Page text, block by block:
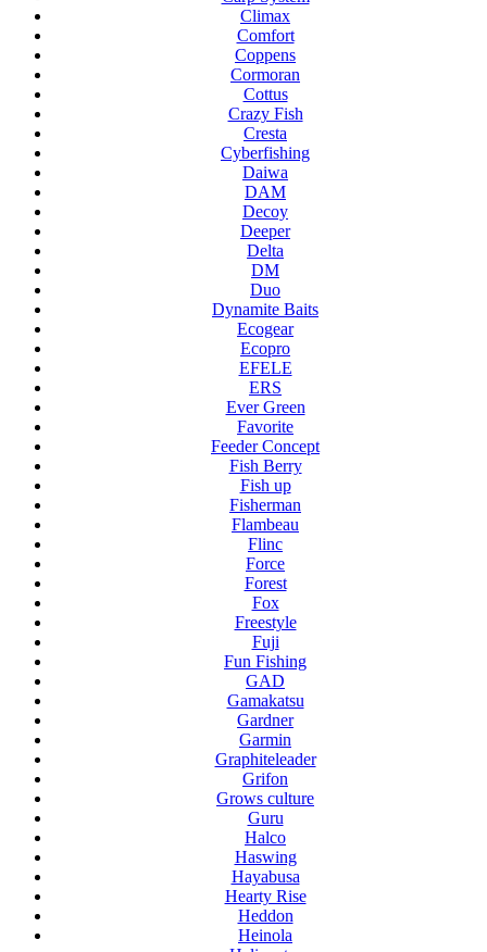
Climax
Comfort
Coppens
Cormoran
Cottus
Crazy Fish
Cresta
Cyberfishing
Daiwa
DAM
Decoy
Deeper
Delta
DM
Duo
Dynamite Baits
Ecogear
Ecopro
EFELE
ERS
Ever Green
Favorite
Feeder Concept
Fish Berry
Fish up
Fisherman
Flambeau
Flinc
Force
Forest
Fox
Freestyle
Fuji
Fun Fishing
GAD
Gamakatsu
Gardner
Garmin
Graphiteleader
Grifon
Grows culture
Guru
Halco
Haswing
Hayabusa
Hearty Rise
Heddon
Heinola